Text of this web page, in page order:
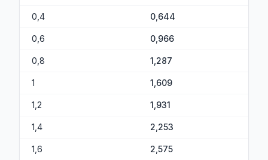
0,4 0,644
0,6 0,966
0,8 1,287
1 1,609
1,2 1,931
1,4 2,253
1,6 2,575